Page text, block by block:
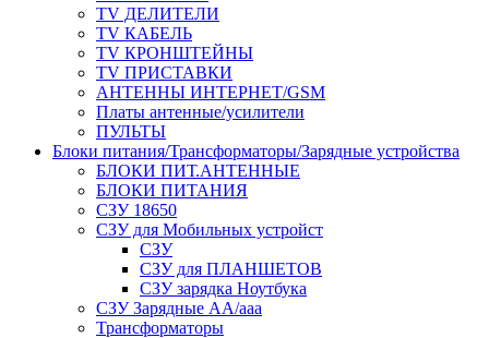
TV ДЕЛИТЕЛИ
TV КАБЕЛЬ
TV КРОНШТЕЙНЫ
TV ПРИСТАВКИ
АНТЕННЫ ИНТЕРНЕТ/GSM
Платы антенные/усилители
ПУЛЬТЫ
Блоки питания/Трансформаторы/Зарядные устройства
БЛОКИ ПИТ.АНТЕННЫЕ
БЛОКИ ПИТАНИЯ
СЗУ 18650
СЗУ для Мобильных устройст
СЗУ
СЗУ для ПЛАНШЕТОВ
СЗУ зарядка Ноутбука
СЗУ Зарядные АА/ааа
Трансформаторы